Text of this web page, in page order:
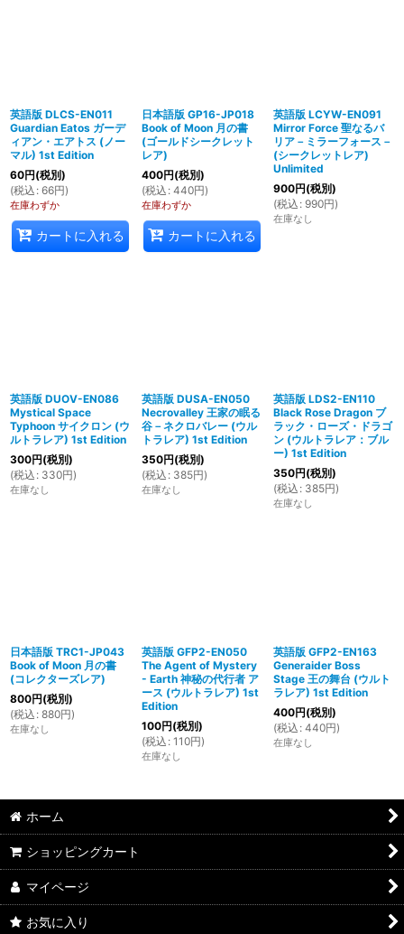
英語版 DLCS-EN011
Guardian Eatos ガーデ
ィアン・エアトス (ノー
マル) 1st Edition
60円(税別)
(税込 : 66円)
在庫わずか
カートに入れる
日本語版 GP16-JP018
Book of Moon 月の書
(ゴールドシークレット
レア)
400円(税別)
(税込 : 440円)
在庫わずか
カートに入れる
英語版 LCYW-EN091
Mirror Force 聖なるバ
リア－ミラーフォース－
(シークレットレア)
Unlimited
900円(税別)
(税込 : 990円)
在庫なし
英語版 DUOV-EN086
Mystical Space
Typhoon サイクロン (ウ
ルトラレア) 1st Edition
300円(税別)
(税込 : 330円)
在庫なし
英語版 DUSA-EN050
Necrovalley 王家の眠る
谷－ネクロバレー (ウル
トラレア) 1st Edition
350円(税別)
(税込 : 385円)
在庫なし
英語版 LDS2-EN110
Black Rose Dragon ブ
ラック・ローズ・ドラゴ
ン (ウルトラレア：ブル
ー) 1st Edition
350円(税別)
(税込 : 385円)
在庫なし
日本語版 TRC1-JP043
Book of Moon 月の書
(コレクターズレア)
800円(税別)
(税込 : 880円)
在庫なし
英語版 GFP2-EN050
The Agent of Mystery
- Earth 神秘の代行者 ア
ース (ウルトラレア) 1st
Edition
100円(税別)
(税込 : 110円)
在庫なし
英語版 GFP2-EN163
Generaider Boss
Stage 王の舞台 (ウルト
ラレア) 1st Edition
400円(税別)
(税込 : 440円)
在庫なし
ホーム
ショッピングカート
マイページ
お気に入り